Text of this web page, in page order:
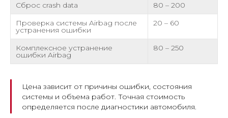
Сброс crash data
80 – 200
Проверка системы Airbag после
устранения ошибки
20 – 60
Комплексное устранение
ошибки Airbag
80 – 250
Цена зависит от причины ошибки, состояния
системы и объема работ. Точная стоимость
определяется после диагностики автомобиля.